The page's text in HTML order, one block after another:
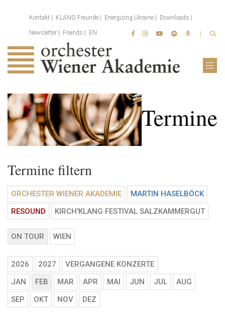
Kontakt KLANG Freunde Energizing Ukraine Downloads
Newsletter Friends EN
Termine
Termine filtern
ORCHESTER WIENER AKADEMIE
MARTIN HASELBÖCK
RESOUND
KIRCH'KLANG FESTIVAL SALZKAMMERGUT
ON TOUR WIEN
2026 2027
VERGANGENE KONZERTE
JAN
FEB MAR APR MAI JUN JUL
AUG
SEP
OKT NOV DEZ